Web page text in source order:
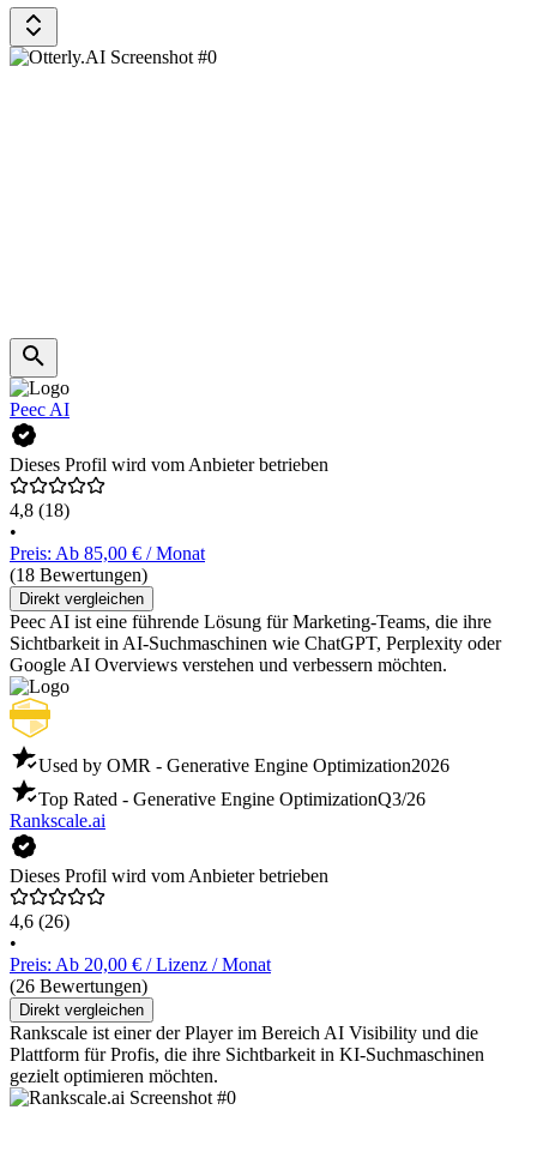
Peec AI
Dieses Profil wird vom Anbieter betrieben
4,8 (18)
•
Preis: Ab 85,00 € / Monat
(18 Bewertungen)
Direkt vergleichen
Peec AI ist eine führende Lösung für Marketing-Teams, die ihre
Sichtbarkeit in AI-Suchmaschinen wie ChatGPT, Perplexity oder
Google AI Overviews verstehen und verbessern möchten.
Used by OMR - Generative Engine Optimization2026
Top Rated - Generative Engine OptimizationQ3/26
Rankscale.ai
Dieses Profil wird vom Anbieter betrieben
4,6 (26)
•
Preis: Ab 20,00 € / Lizenz / Monat
(26 Bewertungen)
Direkt vergleichen
Rankscale ist einer der Player im Bereich AI Visibility und die
Plattform für Profis, die ihre Sichtbarkeit in KI-Suchmaschinen
gezielt optimieren möchten.